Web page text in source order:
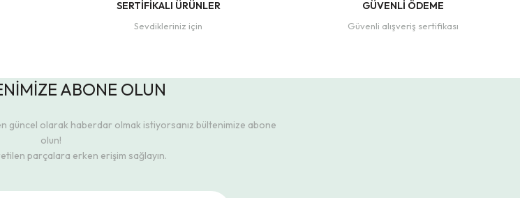
SERTİFİKALI ÜRÜNLER
Sevdikleriniz için
GÜVENLİ ÖDEME
Güvenli alışveriş sertifikası
ABONE OLUN
güncel olarak haberdar olmak istiyorsanız bültenimize abone
olun!
parçalara erken erişim sağlayın.